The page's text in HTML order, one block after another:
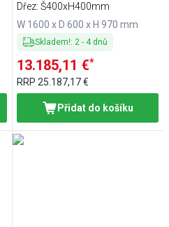
Dřez: Š400xH400mm
W 1600 x D 600 x H 970 mm
Skladem!: 2 - 4 dnů
13.185,11 €*
RRP25.187,17 €
Přidat do košíku